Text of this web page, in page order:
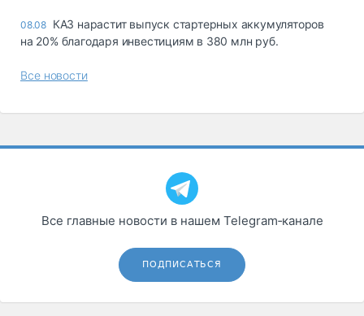
08.08 КАЗ нарастит выпуск стартерных аккумуляторов
на 20% благодаря инвестициям в 380 млн руб.
Все новости
Все главные новости в нашем Telegram‑канале
ПОДПИСАТЬСЯ